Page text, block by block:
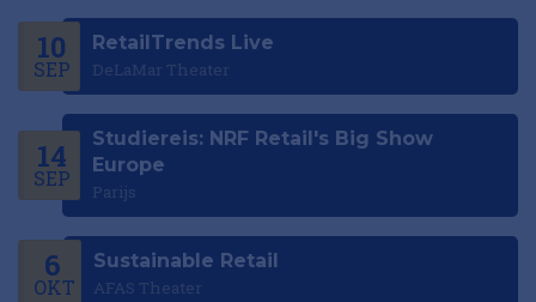
10
SEP
RetailTrends Live
DeLaMar Theater
14
SEP
Studiereis: NRF Retail's Big Show
Europe
Parijs
6
OKT
Sustainable Retail
AFAS Theater